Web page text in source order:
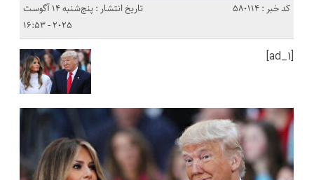
کد خبر : 580114
تاریخ انتشار : پنج‌شنبه 14 آگوست
2025 - 16:53
[ad_1]